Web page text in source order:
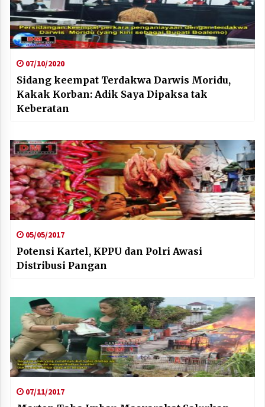
07/10/2020
Sidang keempat Terdakwa Darwis Moridu,
Kakak Korban: Adik Saya Dipaksa tak
Keberatan
05/05/2017
Potensi Kartel, KPPU dan Polri Awasi
Distribusi Pangan
07/11/2017